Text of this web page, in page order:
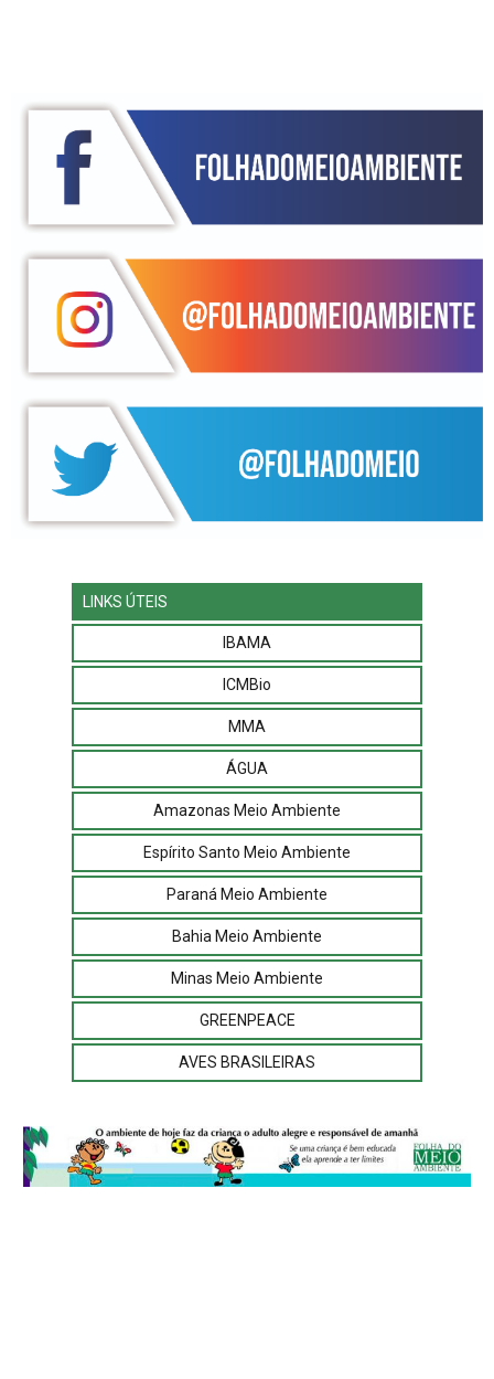
LINKS ÚTEIS
IBAMA
ICMBio
MMA
ÁGUA
Amazonas Meio Ambiente
Espírito Santo Meio Ambiente
Paraná Meio Ambiente
Bahia Meio Ambiente
Minas Meio Ambiente
GREENPEACE
AVES BRASILEIRAS